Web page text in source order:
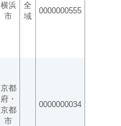
横浜
市
全
域
0000000555
京都
府・
京都
市
0000000034